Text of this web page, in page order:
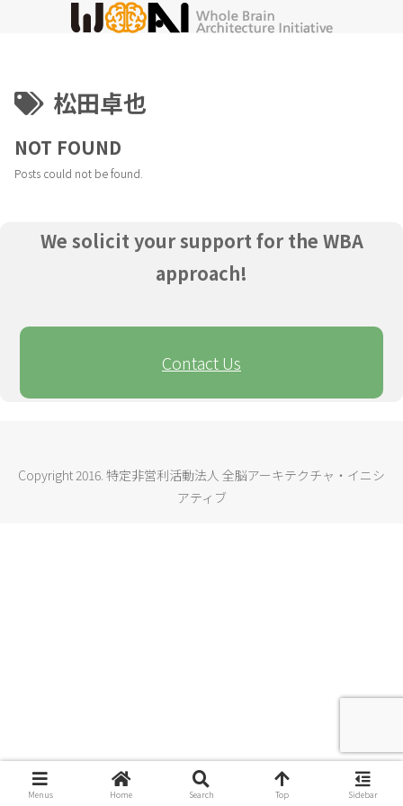
松田卓也
NOT FOUND
Posts could not be found.
We solicit your support for the WBA
approach!
Contact Us
Copyright 2016. 特定非営利活動法人 全脳アーキテクチャ・イニシ
アティブ
Menus Home Search Top Sidebar